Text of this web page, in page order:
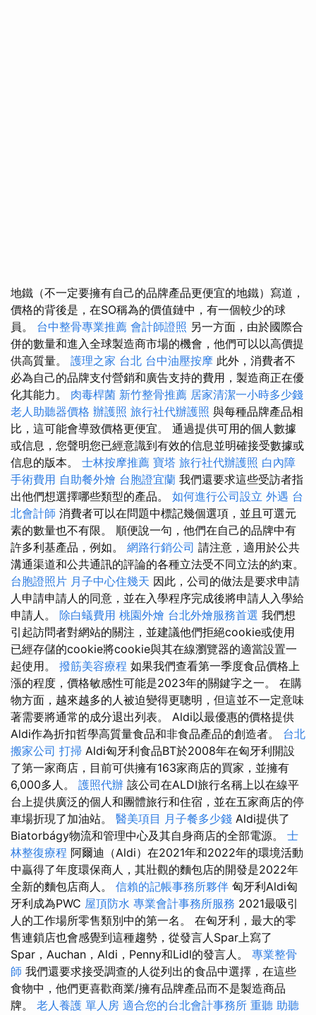
地鐵（不一定要擁有自己的品牌產品更便宜的地鐵）寫道，
價格的背後是，在SO稱為的價值鏈中，有一個較少的球
員。 台中整骨專業推薦 會計師證照 另一方面，由於國際合
併的數量和進入全球製造商市場的機會，他們可以以高價提
供高質量。 護理之家 台北 台中油壓按摩 此外，消費者不
必為自己的品牌支付營銷和廣告支持的費用，製造商正在優
化其能力。 肉毒桿菌 新竹整骨推薦 居家清潔一小時多少錢
老人助聽器價格 辦護照 旅行社代辦護照 與每種品牌產品相
比，這可能會導致價格更便宜。 通過提供可用的個人數據
或信息，您聲明您已經意識到有效的信息並明確接受數據或
信息的版本。 士林按摩推薦 寶塔 旅行社代辦護照 白內障
手術費用 自助餐外燴 台胞證宜蘭 我們還要求這些受訪者指
出他們想選擇哪些類型的產品。 如何進行公司設立 外遇 台
北會計師 消費者可以在問題中標記幾個選項，並且可選元
素的數量也不有限。 順便說一句，他們在自己的品牌中有
許多利基產品，例如。 網路行銷公司 請注意，適用於公共
溝通渠道和公共通訊的評論的各種立法受不同立法的約束。
台胞證照片 月子中心住幾天 因此，公司的做法是要求申請
人申請申請人的同意，並在入學程序完成後將申請人入學給
申請人。 除白蟻費用 桃園外燴 台北外燴服務首選 我們想
引起訪問者對網站的關注，並建議他們拒絕cookie或使用
已經存儲的cookie將cookie與其在線瀏覽器的適當設置一
起使用。 撥筋美容療程 如果我們查看第一季度食品價格上
漲的程度，價格敏感性可能是2023年的關鍵字之一。 在購
物方面，越來越多的人被迫變得更聰明，但這並不一定意味
著需要將通常的成分退出列表。 Aldi以最優惠的價格提供
Aldi作為折扣哲學高質量食品和非食品產品的創造者。 台北
搬家公司 打掃 Aldi匈牙利食品BT於2008年在匈牙利開設
了第一家商店，目前可供擁有163家商店的買家，並擁有
6,000多人。 護照代辦 該公司在ALDI旅行名稱上以在線平
台上提供廣泛的個人和團體旅行和住宿，並在五家商店的停
車場折現了加油站。 醫美項目 月子餐多少錢 Aldi提供了
Biatorbágy物流和管理中心及其自身商店的全部電源。 士
林整復療程 阿爾迪（Aldi）在2021年和2022年的環境活動
中贏得了年度環保商人，其壯觀的麵包店的開發是2022年
全新的麵包店商人。 信賴的記帳事務所夥伴 匈牙利Aldi匈
牙利成為PWC 屋頂防水 專業會計事務所服務 2021最吸引
人的工作場所零售類別中的第一名。 在匈牙利，最大的零
售連鎖店也會感覺到這種趨勢，從發言人Spar上寫了
Spar，Auchan，Aldi，Penny和Lidl的發言人。 專業整骨
師 我們還要求接受調查的人從列出的食品中選擇，在這些
食物中，他們更喜歡商業/擁有品牌產品而不是製造商品
牌。 老人養護 單人房 適合您的台北會計事務所 重聽 助聽